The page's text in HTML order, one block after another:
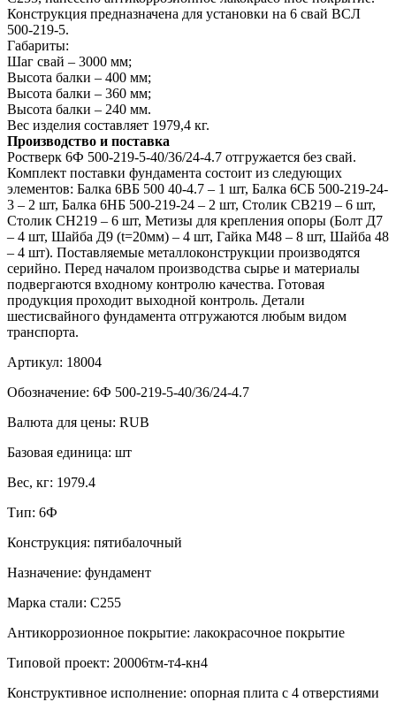
Конструкция предназначена для установки на 6 свай ВСЛ
500-219-5.
Габариты:
Шаг свай – 3000 мм;
Высота балки – 400 мм;
Высота балки – 360 мм;
Высота балки – 240 мм.
Вес изделия составляет 1979,4 кг.
Производство и поставка
Ростверк 6Ф 500-219-5-40/36/24-4.7 отгружается без свай.
Комплект поставки фундамента состоит из следующих
элементов: Балка 6ВБ 500 40-4.7 – 1 шт, Балка 6СБ 500-219-24-
3 – 2 шт, Балка 6НБ 500-219-24 – 2 шт, Столик СВ219 – 6 шт,
Столик СН219 – 6 шт, Метизы для крепления опоры (Болт Д7
– 4 шт, Шайба Д9 (t=20мм) – 4 шт, Гайка М48 – 8 шт, Шайба 48
– 4 шт). Поставляемые металлоконструкции производятся
серийно. Перед началом производства сырье и материалы
подвергаются входному контролю качества. Готовая
продукция проходит выходной контроль. Детали
шестисвайного фундамента отгружаются любым видом
транспорта.
Артикул: 18004
Обозначение: 6Ф 500-219-5-40/36/24-4.7
Валюта для цены: RUB
Базовая единица: шт
Вес, кг: 1979.4
Тип: 6Ф
Конструкция: пятибалочный
Назначение: фундамент
Марка стали: С255
Антикоррозионное покрытие: лакокрасочное покрытие
Типовой проект: 20006тм-т4-кн4
Конструктивное исполнение: опорная плита с 4 отверстиями